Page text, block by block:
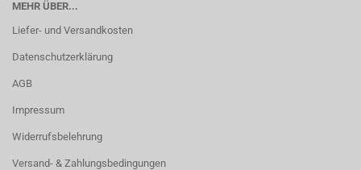
MEHR ÜBER...
Liefer- und Versandkosten
Datenschutzerklärung
AGB
Impressum
Widerrufsbelehrung
Versand- & Zahlungsbedingungen